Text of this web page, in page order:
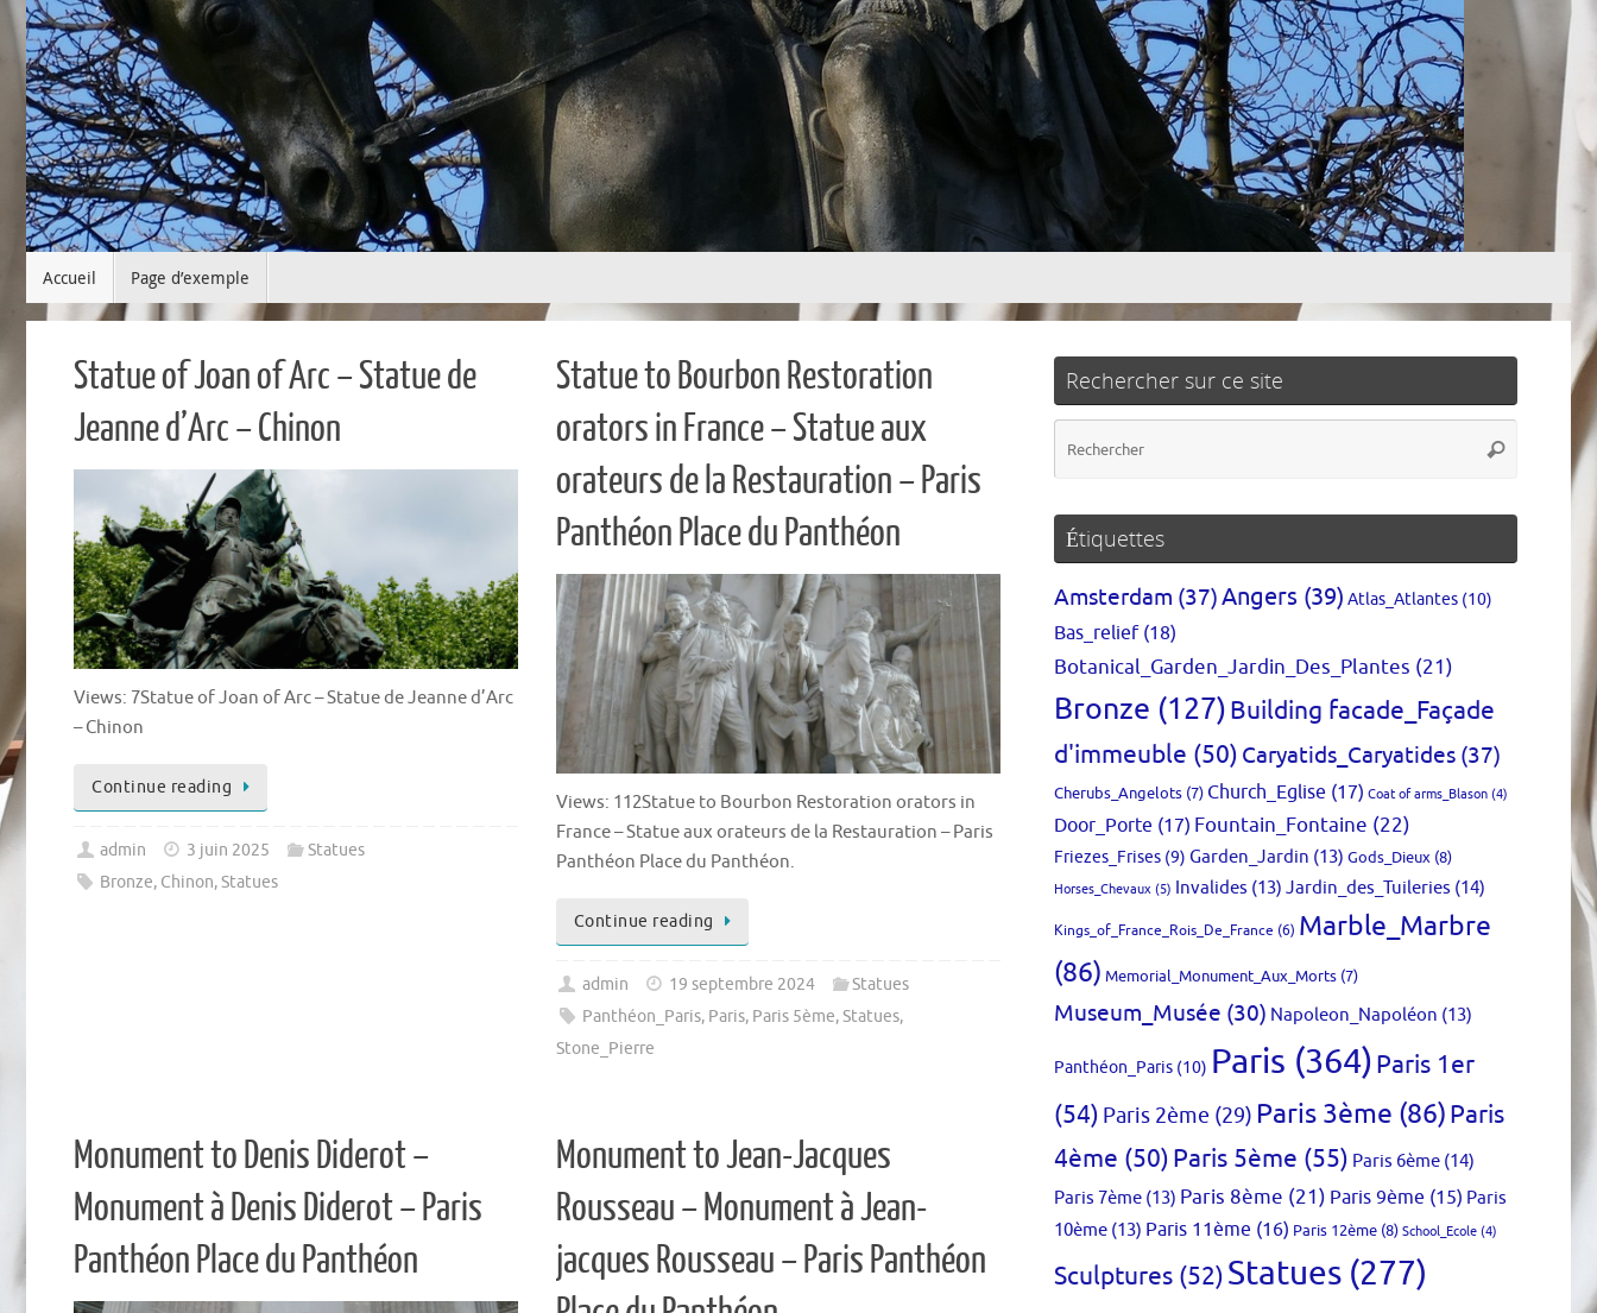
contenu
Accueil Page d’exemple
Statue of Joan of Arc – Statue de
Jeanne d’Arc – Chinon
Views: 7Statue of Joan of Arc – Statue de Jeanne d’Arc
– Chinon
Continue reading
admin 3 juin 2025
Statues
Bronze, Chinon,Statues
Statue to Bourbon Restoration
orators in France – Statue aux
orateurs de la Restauration – Paris
Panthéon Place du Panthéon
Views: 112Statue to Bourbon Restoration orators in
France – Statue aux orateurs de la Restauration – Paris
Panthéon Place du Panthéon.
Continue reading
admin 19 septembre 2024
Statues
Panthéon_Paris, Paris, Paris 5ème,Statues,
Stone_Pierre
Monument to Denis Diderot –
Monument à Denis Diderot – Paris
Panthéon Place du Panthéon
Monument to Jean-Jacques
Rousseau – Monument à Jean-
jacques Rousseau – Paris Panthéon
Rechercher sur ce site
Rechercher
Étiquettes
Amsterdam (37)Angers (39) Atlas_Atlantes (10)
Bas_relief(18)
Botanical_Garden_Jardin_Des_Plantes (21)
Bronze (127)Building facade_Façade
d'immeuble (50) Caryatids_Caryatides (37)
Cherubs_Angelots (7) Church_Eglise (17) Coat of arms_Blason (4)
Door_Porte (17) Fountain_Fontaine (22)
Friezes_Frises (9) Garden_Jardin (13) Gods_Dieux (8)
Horses_Chevaux (5) Invalides (13) Jardin_des_Tuileries (14)
Kings_of_France_Rois_De_France (6) Marble_Marbre
(86) Memorial_Monument_Aux_Morts (7)
Museum_Musée (30) Napoleon_Napoléon (13)
Panthéon_Paris (10) Paris (364)Paris 1er
(54) Paris 2ème (29) Paris 3ème (86)Paris
4ème (50)Paris 5ème (55) Paris 6ème (14)
Paris 7ème (13) Paris 8ème (21) Paris 9ème (15) Paris
10ème (13) Paris 11ème (16) Paris 12ème (8) School_Ecole (4)
Sculptures (52)Statues (277)